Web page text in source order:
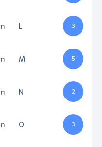
L 3
M 5
N 2
O 3